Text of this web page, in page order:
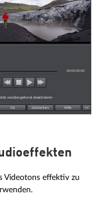
Videotons effektiv zu